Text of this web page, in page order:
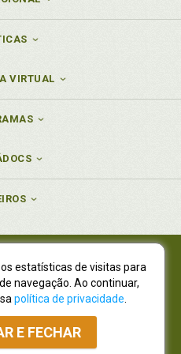
VIRTUAL
77.535.508/0001-19
01.701.561/0001-80
7665, São Lourenço |
- CEP 82210-310
Atacado: (41) 4009-3939
via Whatsapp
estatísticas de visitas para
navegação. Ao continuar,
política de privacidade
E FECHAR